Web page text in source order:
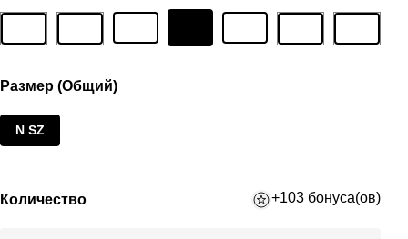
Размер (Общий)
N SZ
Количество +103 бонуса(ов)